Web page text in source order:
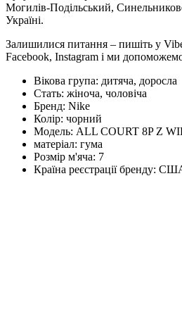
Могилів-Подільський,
Україні.
Залишилися питання – пишіть у
Facebook, Instagram і ми
Вікова група: дитяча, доросла
Стать: жіноча, чоловіча
Бренд: Nike
Колір: чорний
Модель: ALL COURT 8P Z
матеріал: гума
Розмір м'яча: 7
Країна реєстрації бренду: